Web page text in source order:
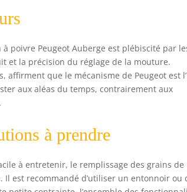
poivre Peugeot Auberge est plébiscité par
et la précision du réglage de la mouture.
affirment que le mécanisme de Peugeot est
aux aléas du temps, contrairement aux
à prendre
à entretenir, le remplissage des grains de
Il est recommandé d’utiliser un entonnoir ou